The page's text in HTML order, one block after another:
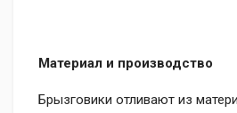
Материал и производство
Брызговики отливают из